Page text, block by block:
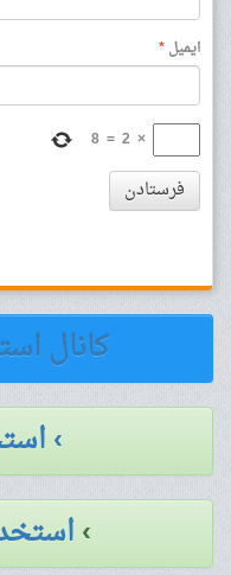
ایمیل*
×
2
=
8
فرستادن
کانال
›
›